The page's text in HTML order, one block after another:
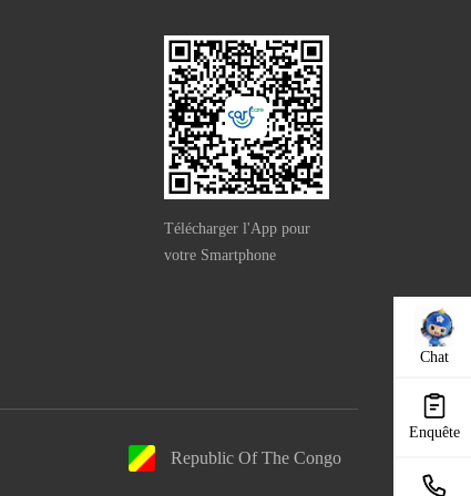
Chat
Enquête
Télécharger l'App pour
votre Smartphone
Republic Of The Congo